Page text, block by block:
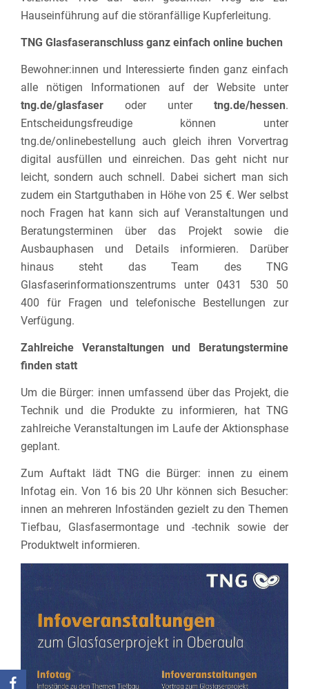
Hauseinführung auf die störanfällige Kupferleitung.
TNG Glasfaseranschluss ganz einfach online buchen
Bewohner:innen und Interessierte finden ganz einfach
alle nötigen Informationen auf der Website unter
tng.de/glasfaser oder unter tng.de/hessen.
Entscheidungsfreudige können unter
tng.de/onlinebestellung auch gleich ihren Vorvertrag
digital ausfüllen und einreichen. Das geht nicht nur
leicht, sondern auch schnell. Dabei sichert man sich
zudem ein Startguthaben in Höhe von 25 €. Wer selbst
noch Fragen hat kann sich auf Veranstaltungen und
Beratungsterminen über das Projekt sowie die
Ausbauphasen und Details informieren. Darüber
hinaus steht das Team des TNG
Glasfaserinformationszentrums unter 0431 530 50
400 für Fragen und telefonische Bestellungen zur
Verfügung.
Zahlreiche Veranstaltungen und Beratungstermine
finden statt
Um die Bürger: innen umfassend über das Projekt, die
Technik und die Produkte zu informieren, hat TNG
zahlreiche Veranstaltungen im Laufe der Aktionsphase
geplant.
Zum Auftakt lädt TNG die Bürger: innen zu einem
Infotag ein. Von 16 bis 20 Uhr können sich Besucher:
innen an mehreren Infoständen gezielt zu den Themen
Tiefbau, Glasfasermontage und -technik sowie der
Produktwelt informieren.